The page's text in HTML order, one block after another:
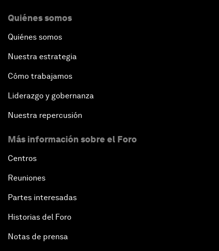
Quiénes somos
Quiénes somos
Nuestra estrategia
Cómo trabajamos
Liderazgo y gobernanza
Nuestra repercusión
Más información sobre el Foro
Centros
Reuniones
Partes interesadas
Historias del Foro
Notas de prensa